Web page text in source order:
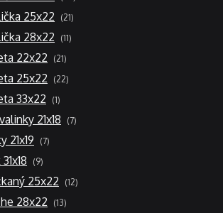
produktů
25x22 2121
produktů
28x22 1111
produktů
22x22 2121
produktů
25x22 2222
produktů
33x22 11
produkt
21x18 77
produktů
21x19 77
produktů
99
produktů
25x22 1212
produktů
28x22 1313
produktů